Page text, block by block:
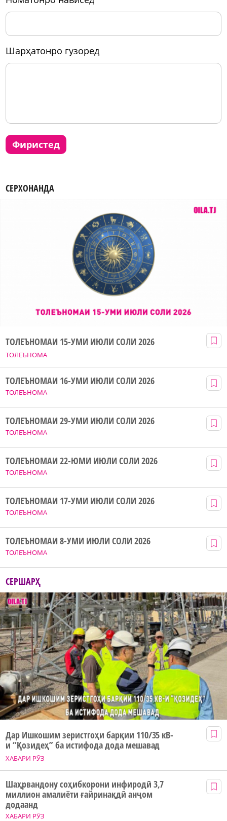
шарҳатонро гузоред
фиристед
СЕРХОНАНДА
ТОЛЕЪНОМА
ТОЛЕЪНОМАИ 15-УМИ ИЮЛИ СОЛИ 2026
ТОЛЕЪНОМА
ТОЛЕЪНОМАИ 16-УМИ ИЮЛИ СОЛИ 2026
ТОЛЕЪНОМА
ТОЛЕЪНОМАИ 29-УМИ ИЮЛИ СОЛИ 2026
ТОЛЕЪНОМА
ТОЛЕЪНОМАИ 22-ЮМИ ИЮЛИ СОЛИ 2026
ТОЛЕЪНОМА
ТОЛЕЪНОМАИ 17-УМИ ИЮЛИ СОЛИ 2026
ТОЛЕЪНОМА
ТОЛЕЪНОМАИ 8-УМИ ИЮЛИ СОЛИ 2026
СЕРШАРҲ
ХАБАРИ РӮЗ
Дар Ишкошим зеристгоҳи барқии 110/35 кВ-
и “Қозидеҳ” ба истифода дода мешавад
ХАБАРИ РӮЗ
Шаҳрвандону соҳибкорони инфиродӣ 3,7
миллион амалиёти ғайринақдӣ анҷом
додаанд